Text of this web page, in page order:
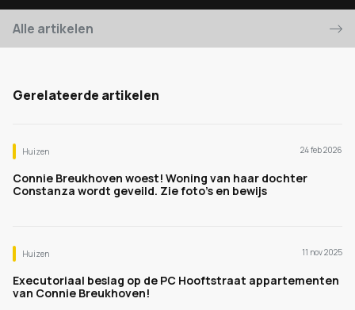
Alle artikelen
Gerelateerde artikelen
Huizen 24 feb 2026
Connie Breukhoven woest! Woning van haar dochter
Constanza wordt geveild. Zie foto's en bewijs
Huizen 11 nov 2025
Executoriaal beslag op de PC Hooftstraat appartementen
van Connie Breukhoven!